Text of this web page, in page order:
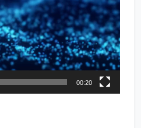
00:20